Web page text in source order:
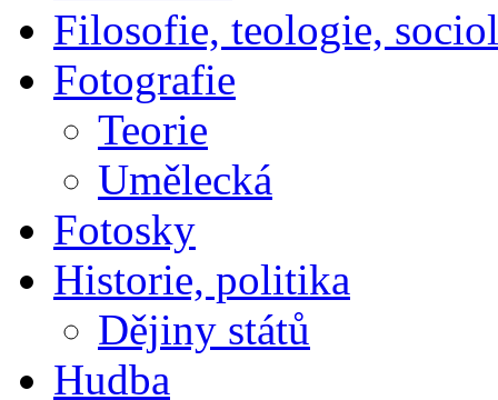
Filosofie, teologie,
Fotografie
Teorie
Umělecká
Fotosky
Historie, politika
Dějiny států
Hudba